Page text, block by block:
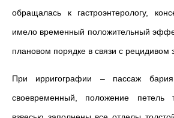
обращалась к гастроэнтерологу,
имело временный положительный
плановом порядке в связи с рецидивом
При ирригографии – пассаж
своевременный, положение петель